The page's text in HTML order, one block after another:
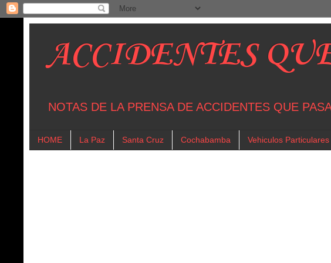
ACCIDENTES
NOTAS DE LA PRENSA DE ACCIDENTES QUE
HOME La Paz Santa Cruz Cochabamba Vehiculos Particulares